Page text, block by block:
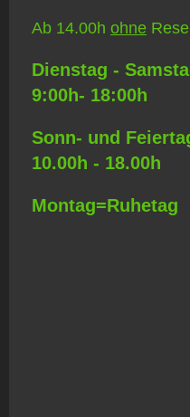
Ab 14.00h ohne
Dienstag -
9:00h- 18:00h
Sonn- und
10.00h - 18.00h
Montag=Ruhetag